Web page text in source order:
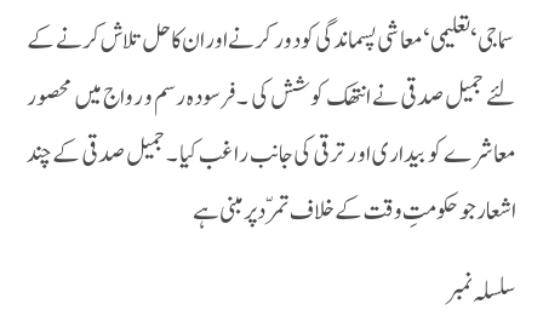
سماجی ‘تعلیمی ‘ معاشی پسماندگی کو دور کرنے او ران کا حل تلاش کرنے کے
لئے جمیل صدقی نے انتھک کوشش کی ۔ فرسودہ رسم و رواج میں محصور
معاشرے کو بیداری او ر ترقی کی جانب راغب کیا ۔ جمیل صدقی کے چند
اشعار جو حکومتِ وقت کے خلاف تمرّد پر مبنی ہے
سلسلہ نمبر